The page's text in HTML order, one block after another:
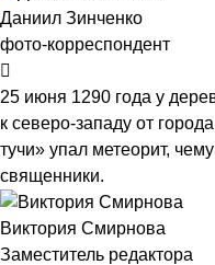
Даниил Зинченко
фото-корреспондент
25 июня 1290 года у
к северо-западу от
тучи» упал метеорит,
священники.
Виктория Смирнова
Заместитель редактора